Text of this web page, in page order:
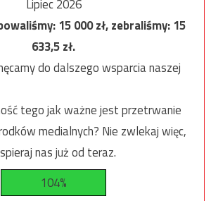
Lipiec 2026
15 000zł, zebraliśmy:15
633,5zł.
do dalszego wsparcia naszej
tego jak ważne jest przetrwanie
medialnych? Nie zwlekaj więc,
nas już od teraz.
104%